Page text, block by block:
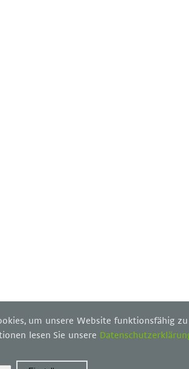
um unsere Website funktionsfähig zu
lesen Sie unsere